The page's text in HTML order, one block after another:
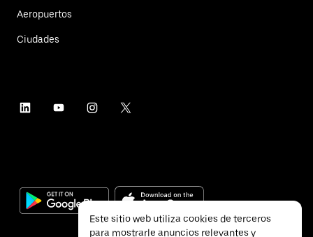
Aeropuertos
Ciudades
Este sitio web utiliza cookies de terceros
para mostrarle anuncios relevantes y